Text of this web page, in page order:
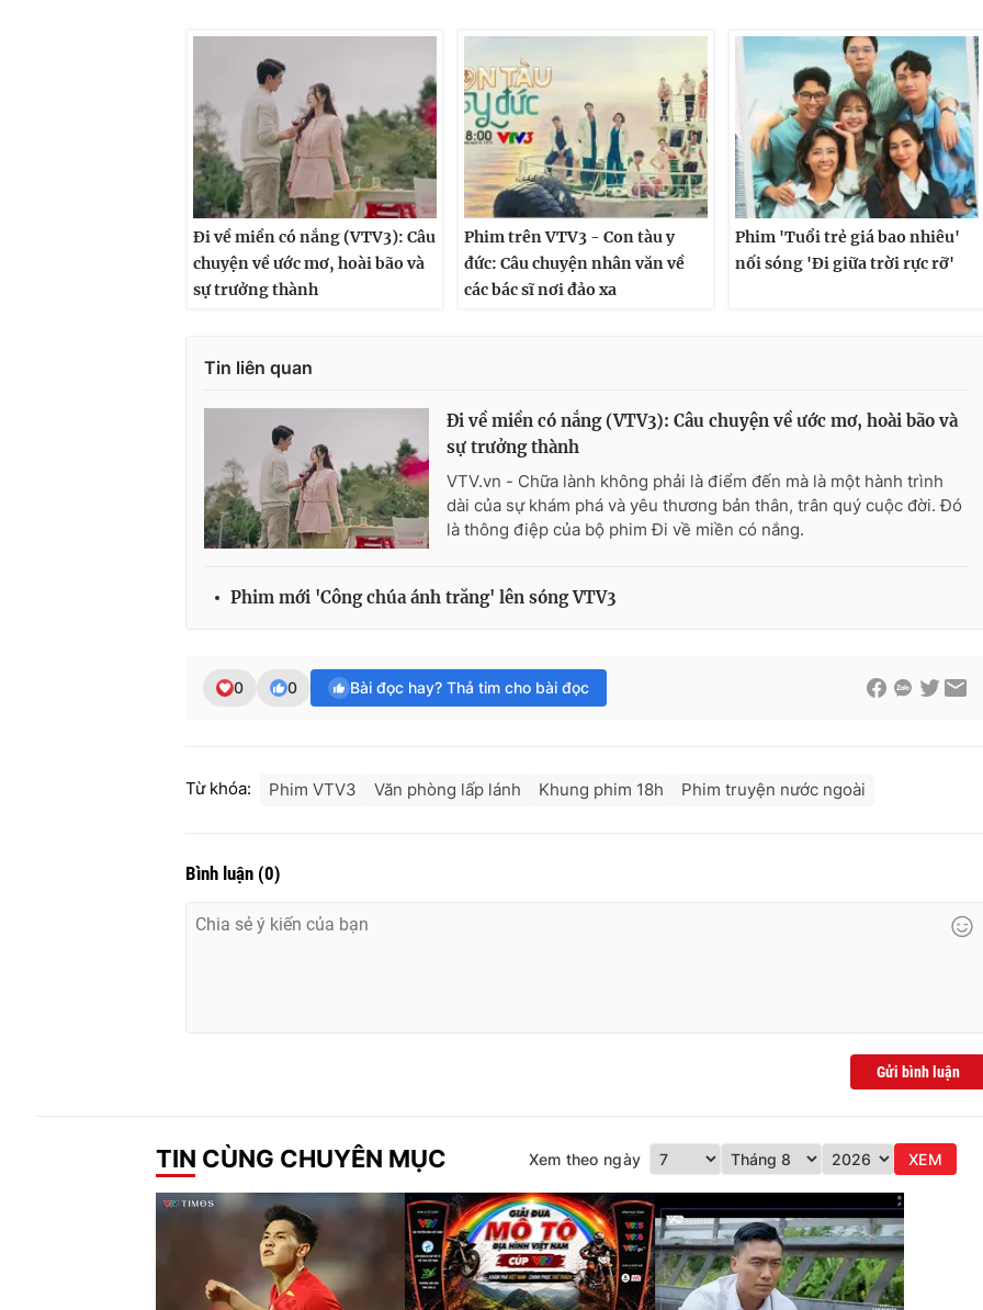
Đi về miền có nắng (VTV3): Câu
chuyện về ước mơ, hoài bão và
sự trưởng thành
Phim trên VTV3 - Con tàu y
đức: Câu chuyện nhân văn về
các bác sĩ nơi đảo xa
Phim 'Tuổi trẻ giá bao nhiêu'
nối sóng 'Đi giữa trời rực rỡ'
Tin liên quan
Đi về miền có nắng (VTV3): Câu chuyện về ước mơ, hoài bão và
sự trưởng thành
VTV.vn - Chữa lành không phải là điểm đến mà là một hành trình
dài của sự khám phá và yêu thương bản thân, trân quý cuộc đời. Đó
là thông điệp của bộ phim Đi về miền có nắng.
Phim mới 'Công chúa ánh trăng' lên sóng VTV3
0 0 Bài đọc hay? Thả tim cho bài đọc
Từ khóa: Phim VTV3 Văn phòng lấp lánh Khung phim 18h Phim truyện nước ngoài
Bình luận (0)
Gửi bình luận
TIN CÙNG CHUYÊN MỤC Xem theo ngày XEM